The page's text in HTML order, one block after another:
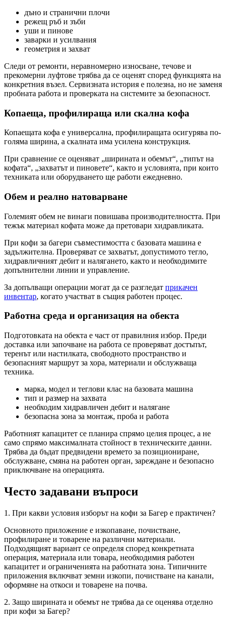
дъно и странични плочи
режещ ръб и зъби
уши и пинове
заварки и усилвания
геометрия и захват
Следи от ремонти, неравномерно износване, течове и
прекомерни луфтове трябва да се оценят според функцията на
конкретния възел. Сервизната история е полезна, но не заменя
пробната работа и проверката на системите за безопасност.
Копаеща, профилираща или скална кофа
Копаещата кофа е универсална, профилиращата осигурява по-
голяма ширина, а скалната има усилена конструкция.
При сравнение се оценяват „ширината и обемът“, „типът на
кофата“, „захватът и пиновете“, както и условията, при които
техниката или оборудването ще работи ежедневно.
Обем и реално натоварване
Големият обем не винаги повишава производителността. При
тежък материал кофата може да претовари хидравликата.
При кофи за багери съвместимостта с базовата машина е
задължителна. Проверяват се захватът, допустимото тегло,
хидравличният дебит и налягането, както и необходимите
допълнителни линии и управление.
За допълващи операции могат да се разгледат прикачен
инвентар, когато участват в същия работен процес.
Работна среда и организация на обекта
Подготовката на обекта е част от правилния избор. Преди
доставка или започване на работа се проверяват достъпът,
теренът или настилката, свободното пространство и
безопасният маршрут за хора, материали и обслужваща
техника.
марка, модел и теглови клас на базовата машина
тип и размер на захвата
необходим хидравличен дебит и налягане
безопасна зона за монтаж, проба и работа
Работният капацитет се планира спрямо целия процес, а не
само спрямо максималната стойност в техническите данни.
Трябва да бъдат предвидени времето за позициониране,
обслужване, смяна на работен орган, зареждане и безопасно
приключване на операцията.
Често задавани въпроси
1. При какви условия изборът на кофи за Багер е практичен?
Основното приложение е изкопаване, почистване,
профилиране и товарене на различни материали.
Подходящият вариант се определя според конкретната
операция, материала или товара, необходимия работен
капацитет и ограниченията на работната зона. Типичните
приложения включват земни изкопи, почистване на канали,
оформяне на откоси и товарене на почва.
2. Защо ширината и обемът не трябва да се оценява отделно
при кофи за Багер?